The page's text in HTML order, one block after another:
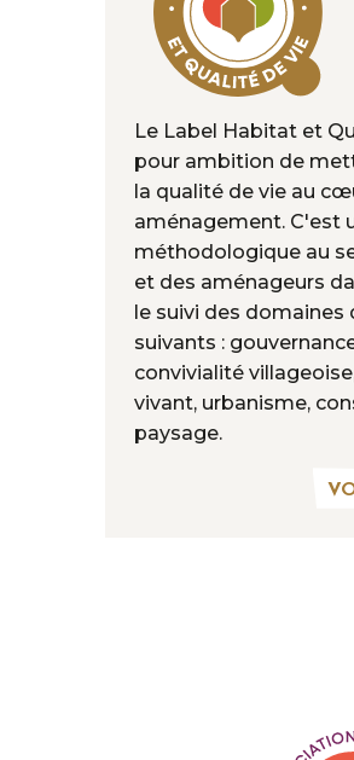
Le Label Habitat et
pour ambition de
la qualité de vie au
aménagement. C'est
méthodologique au
et des aménageurs
le suivi des domaines
suivants :
convivialité
vivant, urbanisme,
paysage.